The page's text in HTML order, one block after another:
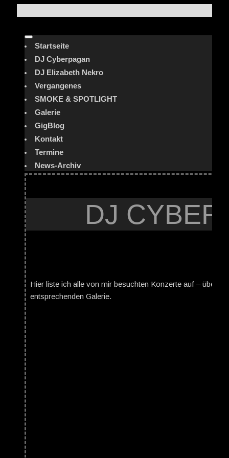
Startseite
DJ Cyberpagan
DJ Elizabeth Nekro
Vergangenes
SMOKE & SPOTLIGHT
Galerie
GigBlog
Kontakt
Termine
News-Archiv
DJ
Hier liste ich alle von mir besuchten Konzerte auf – über
entsprechenden Galerie.